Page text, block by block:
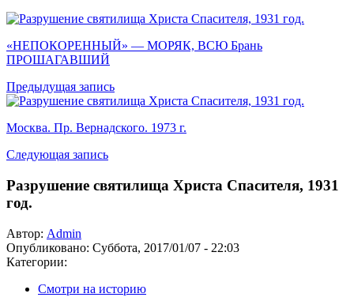
«НЕПОКОРЕННЫЙ» — МОРЯК, ВСЮ Брань
ПРОШАГАВШИЙ
Предыдущая запись
Москва. Пр. Вернадского. 1973 г.
Следующая запись
Разрушение святилища Христа Спасителя, 1931
год.
Автор: Admin
Опубликовано: Суббота, 2017/01/07 - 22:03
Категории:
Смотри на историю